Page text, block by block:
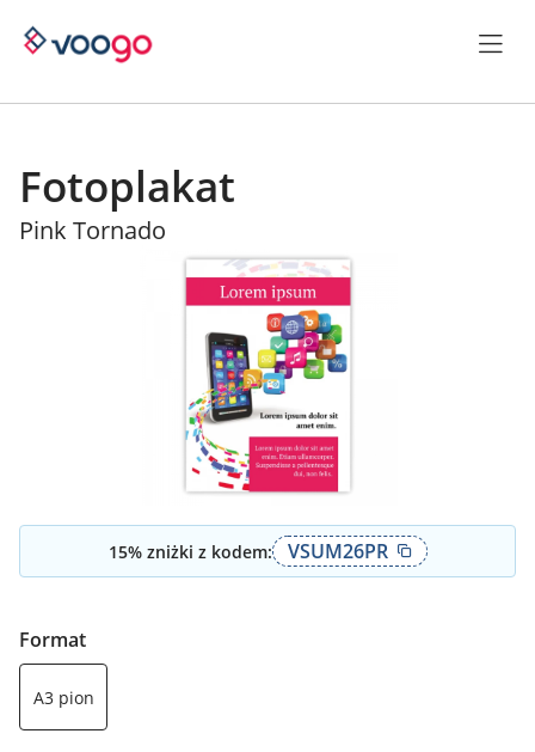
Fotoplakat
Pink Tornado
15% zniżki z kodem: VSUM26PR
Format
A3 pion